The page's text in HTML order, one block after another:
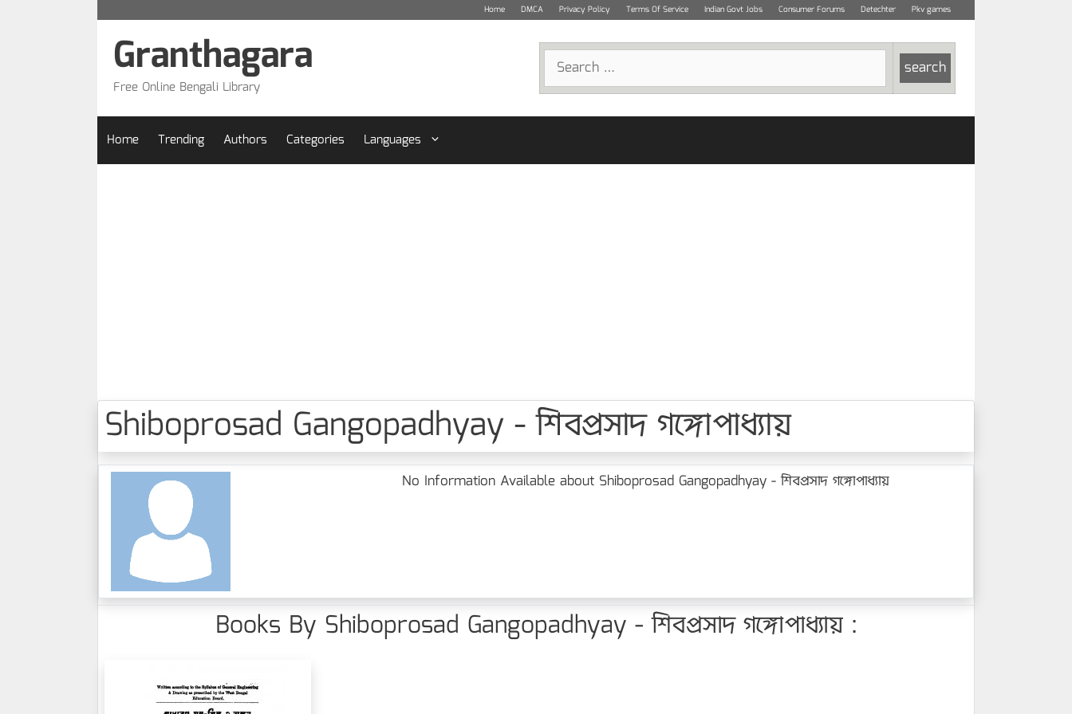
Home DMCA Privacy Policy Terms Of Service Indian Govt Jobs Consumer Forums Detechter Pkv games
Search
for:
Granthagara
Free Online Bengali Library
Home Trending Authors Categories Languages
Shiboprosad Gangopadhyay - শিবপ্রসাদ গঙ্গোপাধ্যায়
No Information Available about Shiboprosad Gangopadhyay - শিবপ্রসাদ গঙ্গোপাধ্যায়
Books By Shiboprosad Gangopadhyay - শিবপ্রসাদ গঙ্গোপাধ্যায় :